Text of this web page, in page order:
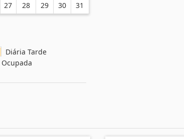
27 28 29 30 31
Diária Tarde
Ocupada